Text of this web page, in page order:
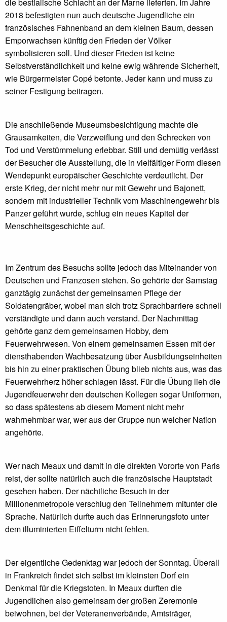
die bestialische Schlacht an der Marne lieferten. Im Jahre
2018 befestigten nun auch deutsche Jugendliche ein
französisches Fahnenband an dem kleinen Baum, dessen
Emporwachsen künftig den Frieden der Völker
symbolisieren soll. Und dieser Frieden ist keine
Selbstverständlichkeit und keine ewig währende Sicherheit,
wie Bürgermeister Copé betonte. Jeder kann und muss zu
seiner Festigung beitragen.
Die anschließende Museumsbesichtigung machte die
Grausamkeiten, die Verzweiflung und den Schrecken von
Tod und Verstümmelung erlebbar. Still und demütig verlässt
der Besucher die Ausstellung, die in vielfältiger Form diesen
Wendepunkt europäischer Geschichte verdeutlicht. Der
erste Krieg, der nicht mehr nur mit Gewehr und Bajonett,
sondern mit industrieller Technik vom Maschinengewehr bis
Panzer geführt wurde, schlug ein neues Kapitel der
Menschheitsgeschichte auf.
Im Zentrum des Besuchs sollte jedoch das Miteinander von
Deutschen und Franzosen stehen. So gehörte der Samstag
ganztägig zunächst der gemeinsamen Pflege der
Soldatengräber, wobei man sich trotz Sprachbarriere schnell
verständigte und dann auch verstand. Der Nachmittag
gehörte ganz dem gemeinsamen Hobby, dem
Feuerwehrwesen. Von einem gemeinsamen Essen mit der
diensthabenden Wachbesatzung über Ausbildungseinheiten
bis hin zu einer praktischen Übung blieb nichts aus, was das
Feuerwehrherz höher schlagen lässt. Für die Übung lieh die
Jugendfeuerwehr den deutschen Kollegen sogar Uniformen,
so dass spätestens ab diesem Moment nicht mehr
wahrnehmbar war, wer aus der Gruppe nun welcher Nation
angehörte.
Wer nach Meaux und damit in die direkten Vororte von Paris
reist, der sollte natürlich auch die französische Hauptstadt
gesehen haben. Der nächtliche Besuch in der
Millionenmetropole verschlug den Teilnehmern mitunter die
Sprache. Natürlich durfte auch das Erinnerungsfoto unter
dem illuminierten Eiffelturm nicht fehlen.
Der eigentliche Gedenktag war jedoch der Sonntag. Überall
in Frankreich findet sich selbst im kleinsten Dorf ein
Denkmal für die Kriegstoten. In Meaux durften die
Jugendlichen also gemeinsam der großen Zeremonie
beiwohnen, bei der Veteranenverbände, Amtsträger,